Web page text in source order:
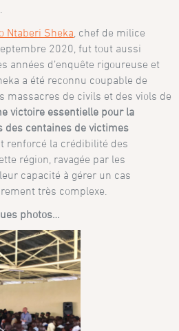
Ntaberi Sheka , chef de milice
2020, fut tout aussi
années d’enquête rigoureuse et
a été reconnu coupable de
massacres de civils et des viols de
victoire essentielle pour la
des centaines de victimes
renforcé la crédibilité des
région, ravagée par les
capacité à gérer un cas
très complexe.
photos…